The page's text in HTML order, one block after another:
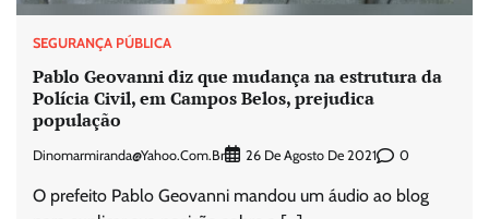
SEGURANÇA PÚBLICA
Pablo Geovanni diz que mudança na estrutura da
Polícia Civil, em Campos Belos, prejudica
população
Dinomarmiranda@yahoo.com.br 26 De Agosto De 2021 0
O prefeito Pablo Geovanni mandou um áudio ao blog